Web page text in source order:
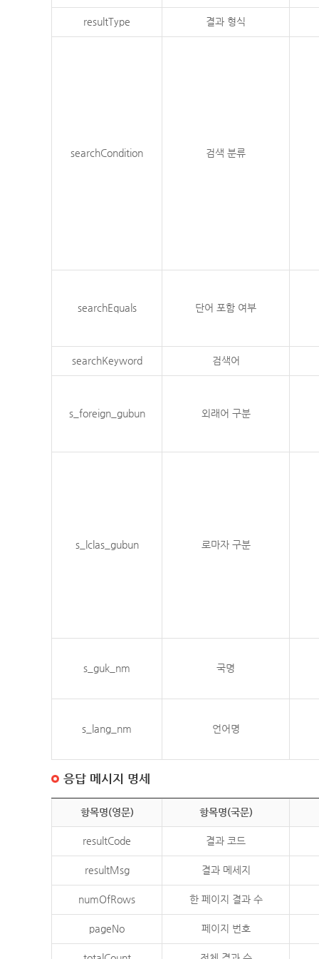
resultType 결과 형식
searchCondition 검색 분류
searchEquals 단어 포함 여부
searchKeyword 검색어
s_foreign_gubun 외래어 구분
s_lclas_gubun 로마자 구분
s_guk_nm 국명
s_lang_nm 언어명
응답 메시지 명세
항목명(영문) 항목명(국문)
resultCode 결과 코드
resultMsg 결과 메세지
numOfRows 한 페이지 결과 수
pageNo 페이지 번호